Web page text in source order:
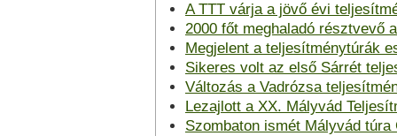
A TTT várja a jövő évi
2000 főt meghaladó résztvevő
Megjelent a teljesítménytúrák
Sikeres volt az első Sárrét
Változás a Vadrózsa
Lezajlott a XX. Mályvád
Szombaton ismét Mályvád túra